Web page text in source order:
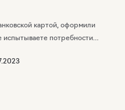
картой, оформили
испытываете потребности
за годовое обслуживание,
погашенный кредит
счета.